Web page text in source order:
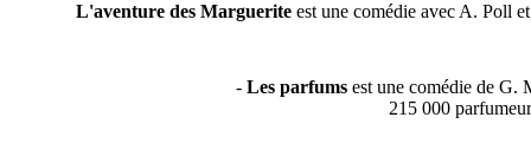
L'aventure des Marguerite est une comédie avec A. Poll
- Les parfums est une comédie de G.
215 000